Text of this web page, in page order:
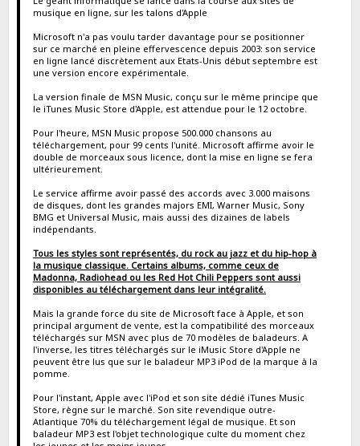
musique en ligne, sur les talons d'Apple
Microsoft n'a pas voulu tarder davantage pour se positionner
sur ce marché en pleine effervescence depuis 2003: son service
en ligne lancé discrètement aux Etats-Unis début septembre est
une version encore expérimentale.
La version finale de MSN Music, conçu sur le même principe que
le iTunes Music Store d'Apple, est attendue pour le 12 octobre.
Pour l'heure, MSN Music propose 500.000 chansons au
téléchargement, pour 99 cents l'unité. Microsoft affirme avoir le
double de morceaux sous licence, dont la mise en ligne se fera
ultérieurement.
Le service affirme avoir passé des accords avec 3.000 maisons
de disques, dont les grandes majors EMI, Warner Music, Sony
BMG et Universal Music, mais aussi des dizaines de labels
indépendants.
Tous les styles sont représentés, du rock au jazz et du hip-hop à
la musique classique. Certains albums, comme ceux de
Madonna, Radiohead ou les Red Hot Chili Peppers sont aussi
disponibles au téléchargement dans leur intégralité.
Mais la grande force du site de Microsoft face à Apple, et son
principal argument de vente, est la compatibilité des morceaux
téléchargés sur MSN avec plus de 70 modèles de baladeurs. A
l'inverse, les titres téléchargés sur le iMusic Store d'Apple ne
peuvent être lus que sur le baladeur MP3 iPod de la marque à la
pomme.
Pour l'instant, Apple avec l'iPod et son site dédié iTunes Music
Store, règne sur le marché. Son site revendique outre-
Atlantique 70% du téléchargement légal de musique. Et son
baladeur MP3 est l'objet technologique culte du moment chez